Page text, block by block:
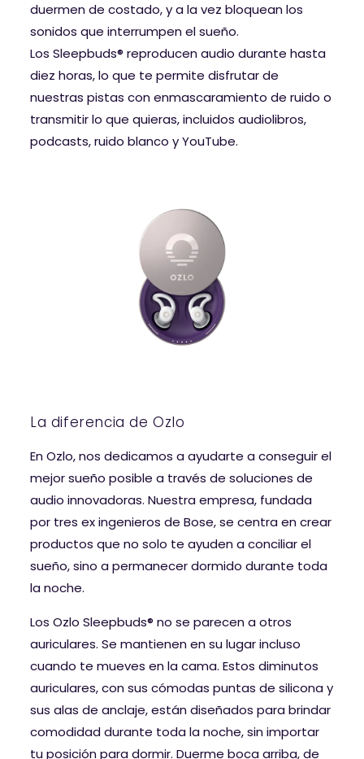
duermen de costado, y a la vez bloquean los
sonidos que interrumpen el sueño.
Los Sleepbuds® reproducen audio durante hasta
diez horas, lo que te permite disfrutar de
nuestras pistas con enmascaramiento de ruido o
transmitir lo que quieras, incluidos audiolibros,
podcasts, ruido blanco y YouTube.
La diferencia de Ozlo
En Ozlo, nos dedicamos a ayudarte a conseguir el
mejor sueño posible a través de soluciones de
audio innovadoras. Nuestra empresa, fundada
por tres ex ingenieros de Bose, se centra en crear
productos que no solo te ayuden a conciliar el
sueño, sino a permanecer dormido durante toda
la noche.
Los Ozlo Sleepbuds® no se parecen a otros
auriculares. Se mantienen en su lugar incluso
cuando te mueves en la cama. Estos diminutos
auriculares, con sus cómodas puntas de silicona y
sus alas de anclaje, están diseñados para brindar
comodidad durante toda la noche, sin importar
tu posición para dormir. Duerme boca arriba, de